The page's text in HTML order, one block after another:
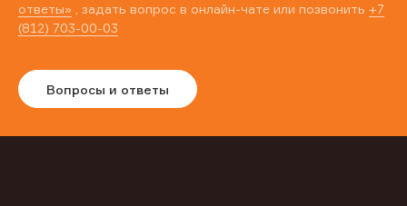
ответы» , задать вопрос в онлайн-чате или позвонить +7
(812) 703-00-03
Вопросы и ответы